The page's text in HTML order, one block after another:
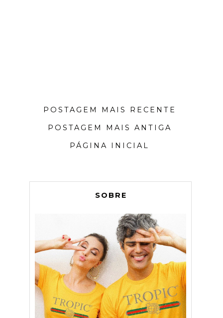
POSTAGEM MAIS RECENTE
POSTAGEM MAIS ANTIGA
PÁGINA INICIAL
SOBRE